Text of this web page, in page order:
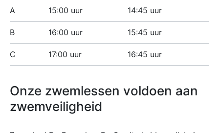
A 15:00 uur 14:45 uur
B 16:00 uur 15:45 uur
C 17:00 uur 16:45 uur
Onze zwemlessen voldoen aan
zwemveiligheid